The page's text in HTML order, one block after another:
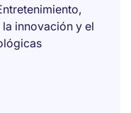
innovación y el